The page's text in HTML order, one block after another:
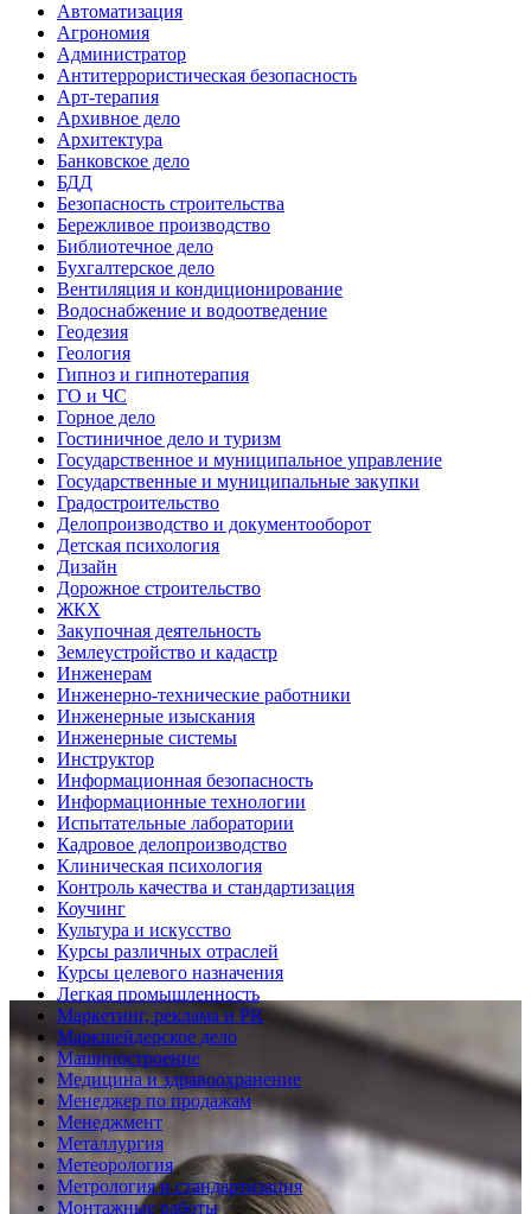
Автоматизация
Агрономия
Администратор
Антитеррористическая безопасность
Арт-терапия
Архивное дело
Архитектура
Банковское дело
БДД
Безопасность строительства
Бережливое производство
Библиотечное дело
Бухгалтерское дело
Вентиляция и кондиционирование
Водоснабжение и водоотведение
Геодезия
Геология
Гипноз и гипнотерапия
ГО и ЧС
Горное дело
Гостиничное дело и туризм
Государственное и муниципальное управление
Государственные и муниципальные закупки
Градостроительство
Делопроизводство и документооборот
Детская психология
Дизайн
Дорожное строительство
ЖКХ
Закупочная деятельность
Землеустройство и кадастр
Инженерам
Инженерно-технические работники
Инженерные изыскания
Инженерные системы
Инструктор
Информационная безопасность
Информационные технологии
Испытательные лаборатории
Кадровое делопроизводство
Клиническая психология
Контроль качества и стандартизация
Коучинг
Культура и искусство
Курсы различных отраслей
Курсы целевого назначения
Легкая промышленность
Маркетинг, реклама и PR
Маркшейдерское дело
Машиностроение
Медицина и здравоохранение
Менеджер по продажам
Менеджмент
Металлургия
Метеорология
Метрология и стандартизация
Монтажные работы